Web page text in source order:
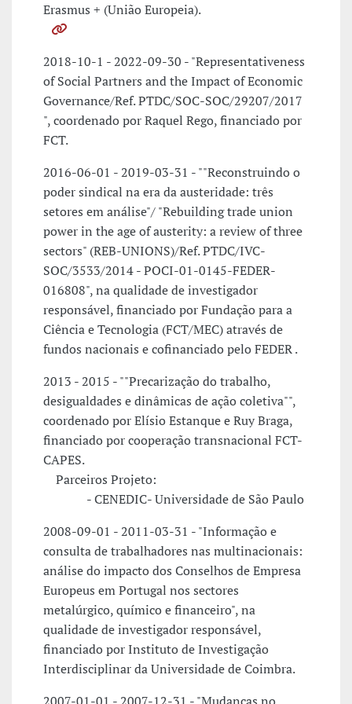
Erasmus + (União Europeia).
2018-10-1 - 2022-09-30 - "Representativeness
of Social Partners and the Impact of Economic
Governance/Ref. PTDC/SOC-SOC/29207/2017
", coordenado por Raquel Rego, financiado por
FCT.
2016-06-01 - 2019-03-31 - ""Reconstruindo o
poder sindical na era da austeridade: três
setores em análise"/ "Rebuilding trade union
power in the age of austerity: a review of three
sectors" (REB-UNIONS)/Ref. PTDC/IVC-
SOC/3533/2014 - POCI-01-0145-FEDER-
016808", na qualidade de investigador
responsável, financiado por Fundação para a
Ciência e Tecnologia (FCT/MEC) através de
fundos nacionais e cofinanciado pelo FEDER .
2013 - 2015 - ""Precarização do trabalho,
desigualdades e dinâmicas de ação coletiva"",
coordenado por Elísio Estanque e Ruy Braga,
financiado por cooperação transnacional FCT-
CAPES.
Parceiros Projeto:
- CENEDIC- Universidade de São Paulo
2008-09-01 - 2011-03-31 - "Informação e
consulta de trabalhadores nas multinacionais:
análise do impacto dos Conselhos de Empresa
Europeus em Portugal nos sectores
metalúrgico, químico e financeiro", na
qualidade de investigador responsável,
financiado por Instituto de Investigação
Interdisciplinar da Universidade de Coimbra.